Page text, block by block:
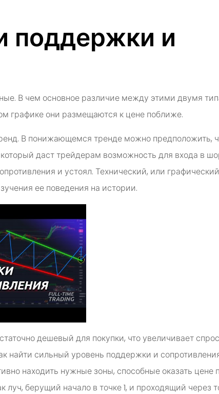
поддержки и
В чем основное различие между этими двумя
графике они размещаются к цене поближе.
В понижающемся тренде можно предположить,
даст трейдерам возможность для входа в
и устоял. Технический, или
ее поведения на истории.
дешевый для покупки, что увеличивает
сильный уровень поддержки и
находить нужные зоны, способные оказать
берущий начало в точке 1, и проходящий через